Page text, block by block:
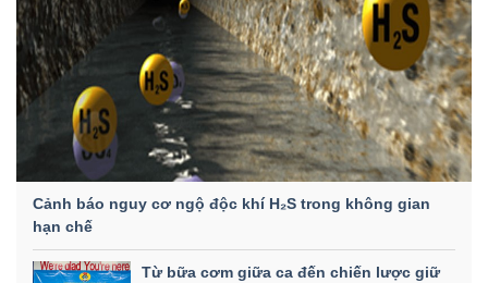
Cảnh báo nguy cơ ngộ độc khí H₂S trong không gian
hạn chế
Từ bữa cơm giữa ca đến chiến lược giữ